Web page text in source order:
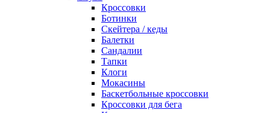
Кроссовки
Ботинки
Скейтера / кеды
Балетки
Сандалии
Тапки
Клоги
Мокасины
Баскетбольные кроссовки
Кроссовки для бега